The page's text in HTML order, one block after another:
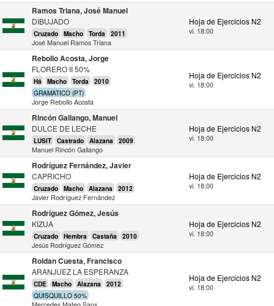
Ramos Triana, José Manuel
DIBUJADO
Cruzado Macho Torda 2011
José Manuel Ramos Triana
Hoja de Ejercicios N2
vi. 18:00
Rebollo Acosta, Jorge
FLORERO II 50%
Há Macho Torda 2010
GRAMATICO (PT)
Jorge Rebollo Acosta
Hoja de Ejercicios N2
vi. 18:00
Rincón Gallango, Manuel
DULCE DE LECHE
LUSIT Castrado Alazana 2009
Manuel Rincón Gallango
Hoja de Ejercicios N2
vi. 18:00
Rodríguez Fernández, Javier
CAPRICHO
Cruzado Macho Alazana 2012
Javier Rodríguez Fernández
Hoja de Ejercicios N2
vi. 18:00
Rodríguez Gómez, Jesús
KIZUA
Cruzado Hembra Castaña 2010
Jesús Rodríguez Gómez
Hoja de Ejercicios N2
vi. 18:00
Roldan Cuesta, Francisco
ARANJUEZ LA ESPERANZA
CDE Macho Alazana 2012
QUISQUILLO 50%
Hoja de Ejercicios N2
vi. 18:00